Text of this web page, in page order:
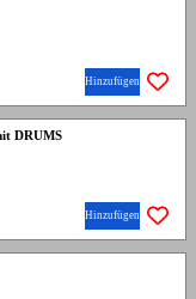
Hinzufügen
DRUMS
Hinzufügen